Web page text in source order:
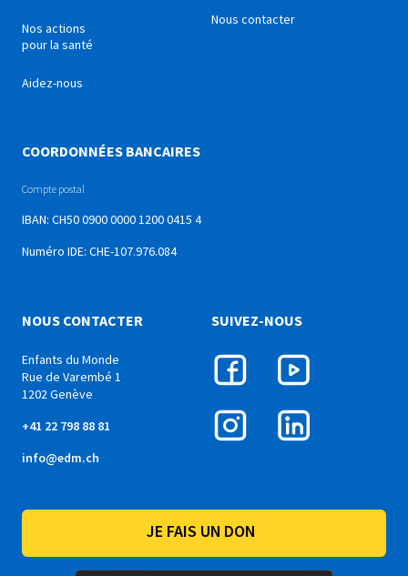
Nos actions
pour la santé
Aidez-nous
Nous contacter
NOUS CONTACTER
Enfants du Monde
Rue de Varembé 1
1202 Genève
+41 22 798 88 81
info@edm.ch
COORDONNÉES BANCAIRES
Compte postal
IBAN: CH50 0900 0000 1200 0415 4
Numéro IDE: CHE-107.976.084
SUIVEZ-NOUS
JE FAIS UN DON